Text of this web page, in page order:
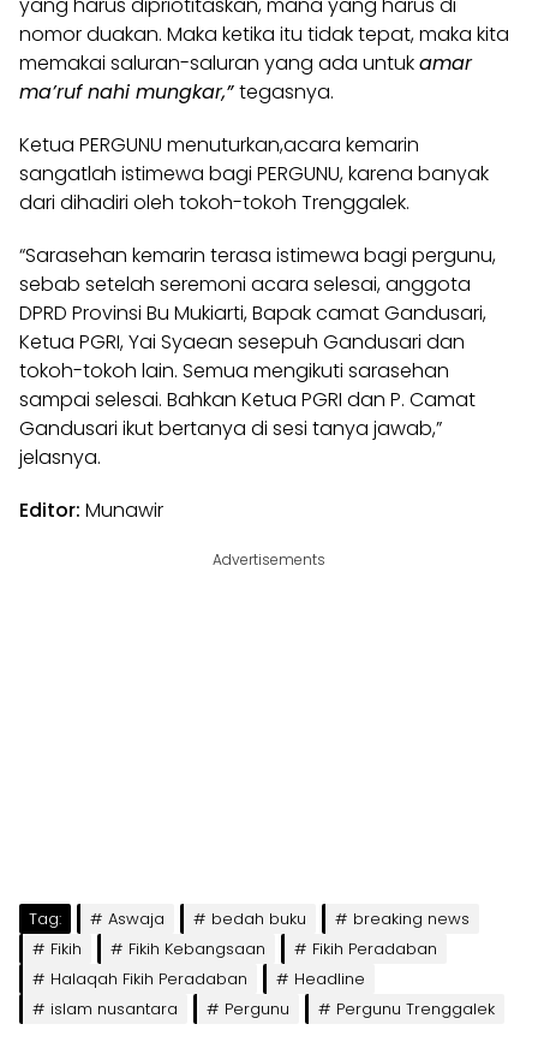
nomor duakan. Maka ketika itu tidak tepat, maka kita
memakai saluran-saluran yang ada untukamar
ma’ruf nahi mungkar,”tegasnya.
Ketua PERGUNU menuturkan,acara kemarin
sangatlah istimewa bagi PERGUNU, karena banyak
dari dihadiri oleh tokoh-tokoh Trenggalek.
“Sarasehan kemarin terasa istimewa bagi pergunu,
sebab setelah seremoni acara selesai, anggota
DPRD Provinsi Bu Mukiarti, Bapak camat Gandusari,
Ketua PGRI, Yai Syaean sesepuh Gandusari dan
tokoh-tokoh lain. Semua mengikuti sarasehan
sampai selesai. Bahkan Ketua PGRI dan P. Camat
Gandusari ikut bertanya di sesi tanya jawab,”
jelasnya.
Editor: Munawir
Advertisements
Tag: Aswaja bedah buku
breaking news
Fikih
Fikih Kebangsaan
Fikih Peradaban
Halaqah Fikih Peradaban
Headline
islam nusantara
Pergunu Pergunu Trenggalek